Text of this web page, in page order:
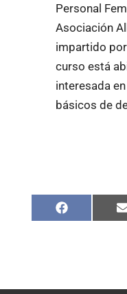
Personal
Asociación
impartido
curso está
interesada
básicos de
Compartir
en